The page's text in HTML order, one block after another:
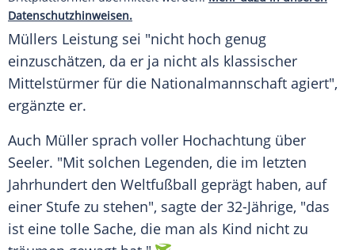
Datenschutzhinweisen.
Müllers Leistung sei "nicht hoch genug
einzuschätzen, da er ja nicht als klassischer
Mittelstürmer für die Nationalmannschaft agiert",
ergänzte er.
Auch Müller sprach voller Hochachtung über
Seeler. "Mit solchen Legenden, die im letzten
Jahrhundert den Weltfußball geprägt haben, auf
einer Stufe zu stehen", sagte der 32-Jährige, "das
ist eine tolle Sache, die man als Kind nicht zu